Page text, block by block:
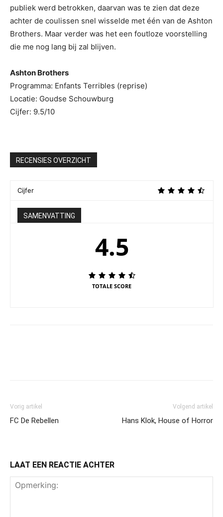
publiek werd betrokken, daarvan was te zien dat deze
achter de coulissen snel wisselde met één van de Ashton
Brothers. Maar verder was het een foutloze voorstelling
die me nog lang bij zal blijven.
Ashton Brothers
Programma: Enfants Terribles (reprise)
Locatie: Goudse Schouwburg
Cijfer: 9.5/10
RECENSIES OVERZICHT
Cijfer
SAMENVATTING
4.5
TOTALE SCORE
Vorig artikel
FC De Rebellen
Volgend artikel
Hans Klok, House of Horror
LAAT EEN REACTIE ACHTER